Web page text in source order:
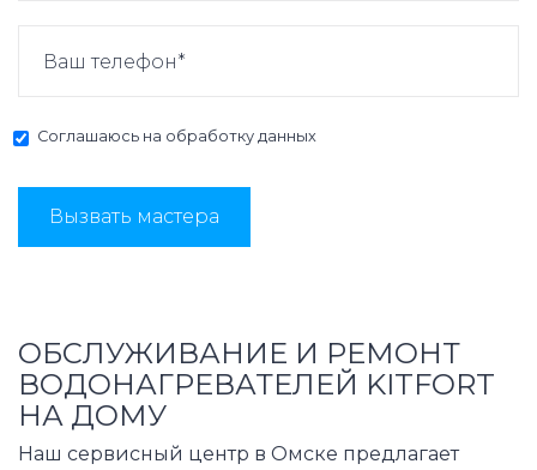
Соглашаюсь на обработку данных
Вызвать мастера
ОБСЛУЖИВАНИЕ И РЕМОНТ
ВОДОНАГРЕВАТЕЛЕЙ KITFORT
НА ДОМУ
Наш сервисный центр в Омске предлагает